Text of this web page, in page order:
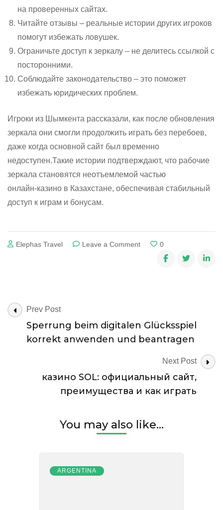
на проверенных сайтах.
Читайте отзывы – реальные истории других игроков
помогут избежать ловушек.
Ограничьте доступ к зеркалу – не делитесь ссылкой с
посторонними.
Соблюдайте законодательство – это поможет
избежать юридических проблем.
Игроки из Шымкента рассказали, как после обновления
зеркала они смогли продолжить играть без перебоев,
даже когда основной сайт был временно
недоступен.Такие истории подтверждают, что рабочие
зеркала становятся неотъемлемой частью
онлайн‑казино в Казахстане, обеспечивая стабильный
доступ к играм и бонусам.
Elephas Travel Leave a Commenton 0
Post
Navigation
Prev Post
Sperrung beim digitalen Glücksspiel
korrekt anwenden und beantragen
Next Post
казино SOL: официальный сайт,
преимущества и как играть
You may also like...
ARGENTINA